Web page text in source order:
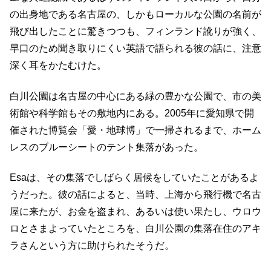
の出身地である名古屋の、しかもローカルな公園の名前が
飛び出したことに驚きつつも、フィンランド訛りが強く、
早口のため聞き取りにくい英語で語られる彼の話に、注意
深く耳をかたむけた。
白川公園は名古屋の中心にある緑の豊かな公園で、市の美
術館や科学館もその敷地内にある。2005年に愛知県で開
催された博覧会「愛・地球博」で一掃されるまで、ホーム
レスのブルーシートのテント集落があった。
Esaは、その集落でしばらく居候をしていたことがあるよ
うだった。彼の話によると、当時、上海から飛行機で名古
屋に来たが、お金を盗まれ、あるいは使い果たし、ウロウ
ロとさまよっていたところを、白川公園の集落在住のアキ
ラさんという方に助けられたそうだ。